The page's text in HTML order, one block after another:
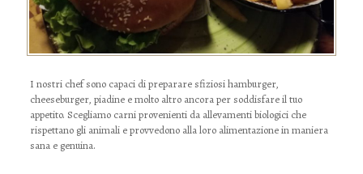
I nostri chef sono capaci di preparare sfiziosi hamburger,
cheeseburger, piadine e molto altro ancora per soddisfare il tuo
appetito. Scegliamo carni provenienti da allevamenti biologici che
rispettano gli animali e provvedono alla loro alimentazione in maniera
sana e genuina.